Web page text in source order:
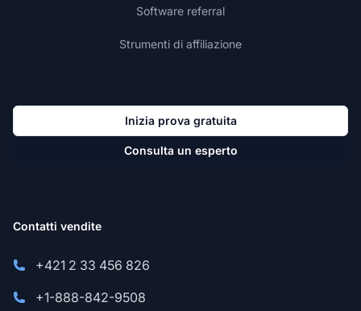
Software referral
Strumenti di affiliazione
Inizia prova gratuita
Consulta un esperto
Contatti vendite
+421 2 33 456 826
+1-888-842-9508